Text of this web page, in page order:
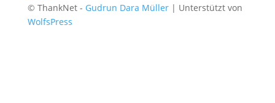
© ThankNet - Gudrun Dara Müller| Unterstützt von
WolfsPress